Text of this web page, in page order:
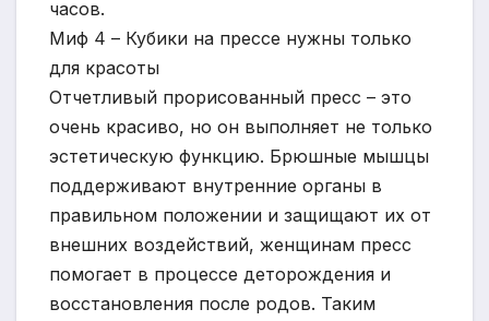
часов.
Миф 4 – Кубики на прессе нужны только
для красоты
Отчетливый прорисованный пресс – это
очень красиво, но он выполняет не только
эстетическую функцию. Брюшные мышцы
поддерживают внутренние органы в
правильном положении и защищают их от
внешних воздействий, женщинам пресс
помогает в процессе деторождения и
восстановления после родов. Таким